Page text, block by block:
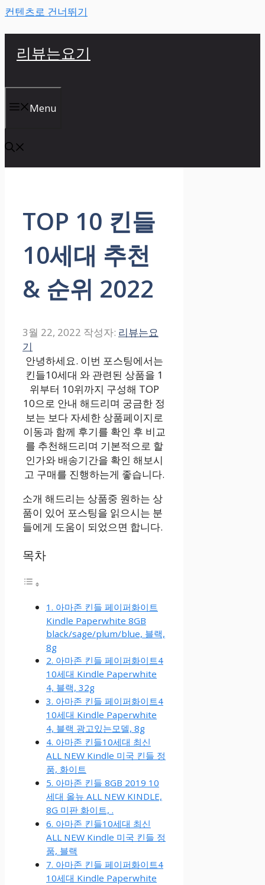
컨텐츠로 건너뛰기
리뷰는요기
Menu
TOP 10 킨들
10세대 추천
& 순위 2022
3월 22, 2022 작성자: 리뷰는요
기
안녕하세요. 이번 포스팅에서는
킨들10세대 와 관련된 상품을 1
위부터 10위까지 구성해 TOP
10으로 안내 해드리며 궁금한 정
보는 보다 자세한 상품페이지로
이동과 함께 후기를 확인 후 비교
를 추천해드리며 기본적으로 할
인가와 배송기간을 확인 해보시
고 구매를 진행하는게 좋습니다.
소개 해드리는 상품중 원하는 상
품이 있어 포스팅을 읽으시는 분
들에게 도움이 되었으면 합니다.
목차
1. 아마존 킨들 페이퍼화이트
Kindle Paperwhite 8GB
black/sage/plum/blue, 블랙,
8g
2. 아마존 킨들 페이퍼화이트4
10세대 Kindle Paperwhite
4, 블랙, 32g
3. 아마존 킨들 페이퍼화이트4
10세대 Kindle Paperwhite
4, 블랙 광고있는모델, 8g
4. 아마존 킨들10세대 최신
ALL NEW Kindle 미국 킨들 정
품, 화이트
5. 아마존 킨들 8GB 2019 10
세대 올뉴 ALL NEW KINDLE,
8G 미판 화이트, .
6. 아마존 킨들10세대 최신
ALL NEW Kindle 미국 킨들 정
품, 블랙
7. 아마존 킨들 페이퍼화이트4
10세대 Kindle Paperwhite